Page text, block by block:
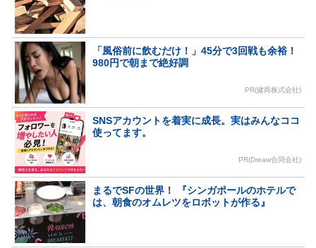
「風俗前に飲むだけ！」45分で3回戦も余裕！
980円で朝まで絶好調
PR(健商株式会社)
SNSアカウントを着実に成長。実はみんなココ
使ってます。
PR(Dreaw合同会社)
まるでSFの世界！ 『シンガポールのホテルで
は、朝食のオムレツをロボットが作る』